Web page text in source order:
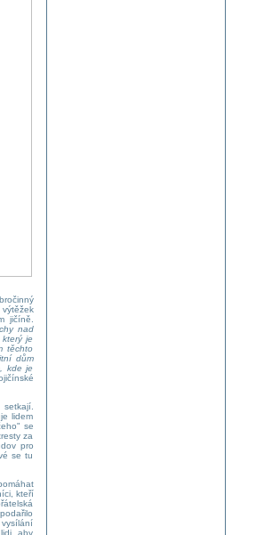
jičíně.
nad
je
těchto
dům
kde je
lidem
se
za
pro
se tu
kteří
aby